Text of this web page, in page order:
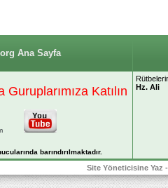
Ana Sayfa
Katılın
barındırılmaktadır.
Hz. Ali
Site Yöneticisine Yaz